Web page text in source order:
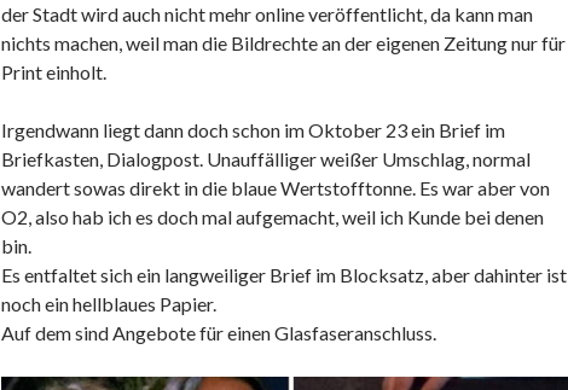
der Stadt wird auch nicht mehr online veröffentlicht, da kann man
nichts machen, weil man die Bildrechte an der eigenen Zeitung nur für
Print einholt.
Irgendwann liegt dann doch schon im Oktober 23 ein Brief im
Briefkasten, Dialogpost. Unauffälliger weißer Umschlag, normal
wandert sowas direkt in die blaue Wertstofftonne. Es war aber von
O2, also hab ich es doch mal aufgemacht, weil ich Kunde bei denen
bin.
Es entfaltet sich ein langweiliger Brief im Blocksatz, aber dahinter ist
noch ein hellblaues Papier.
Auf dem sind Angebote für einen Glasfaseranschluss.